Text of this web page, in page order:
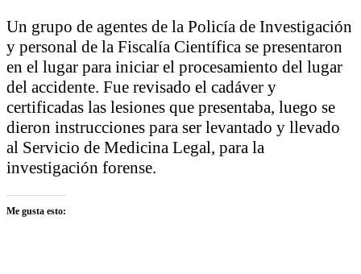
Un grupo de agentes de la Policía de Investigación
y personal de la Fiscalía Científica se presentaron
en el lugar para iniciar el procesamiento del lugar
del accidente. Fue revisado el cadáver y
certificadas las lesiones que presentaba, luego se
dieron instrucciones para ser levantado y llevado
al Servicio de Medicina Legal, para la
investigación forense.
Me gusta esto: